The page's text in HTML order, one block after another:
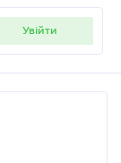
увійти